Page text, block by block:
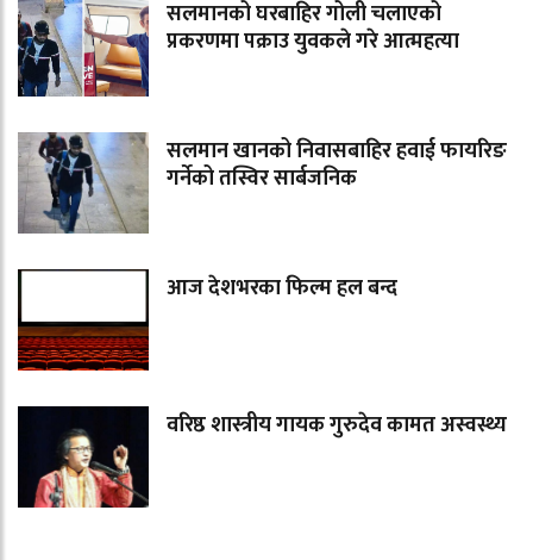
सलमानको घरबाहिर गोली चलाएको
प्रकरणमा पक्राउ युवकले गरे आत्महत्या
सलमान खानको निवासबाहिर हवाई फायरिङ
गर्नेको तस्विर सार्बजनिक
आज देशभरका फिल्म हल बन्द
वरिष्ठ शास्त्रीय गायक गुरुदेव कामत अस्वस्थ्य